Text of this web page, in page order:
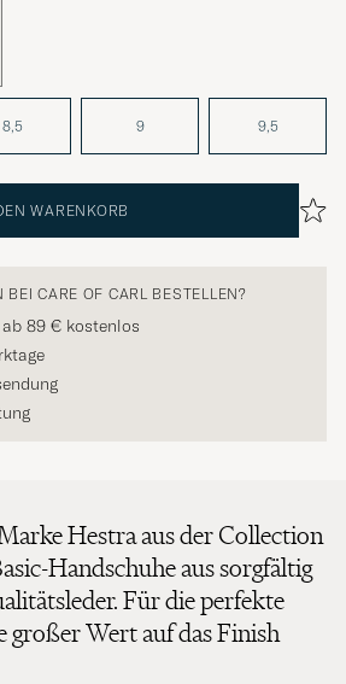
8,5 9 9,5
WARENKORB
CARE OF CARL BESTELLEN?
89 € kostenlos
Hestra aus der Collection
Handschuhe aus sorgfältig
Für die perfekte
großer Wert auf das Finish